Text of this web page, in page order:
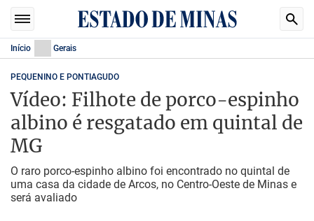
Início Gerais
PEQUENINO E PONTIAGUDO
Vídeo: Filhote de porco-espinho
albino é resgatado em quintal de
MG
O raro porco-espinho albino foi encontrado no quintal de
uma casa da cidade de Arcos, no Centro-Oeste de Minas e
será avaliado